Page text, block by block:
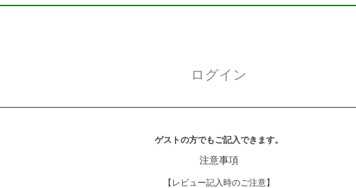
ログイン
ゲストの方でもご記入できます。
注意事項
【レビュー記入時のご注意】